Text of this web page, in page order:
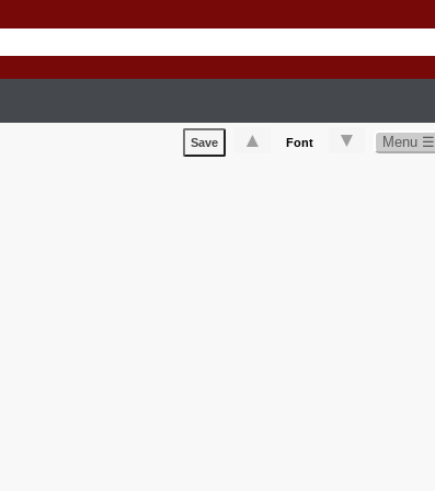
Save ▲ Font ▼ Menu ☰